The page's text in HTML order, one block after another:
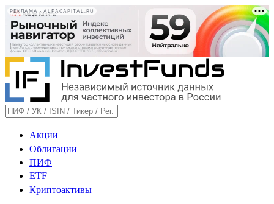
РЕКЛАМА • ALFACAPITAL.RU
Акции
Облигации
ПИФ
ETF
Криптоактивы